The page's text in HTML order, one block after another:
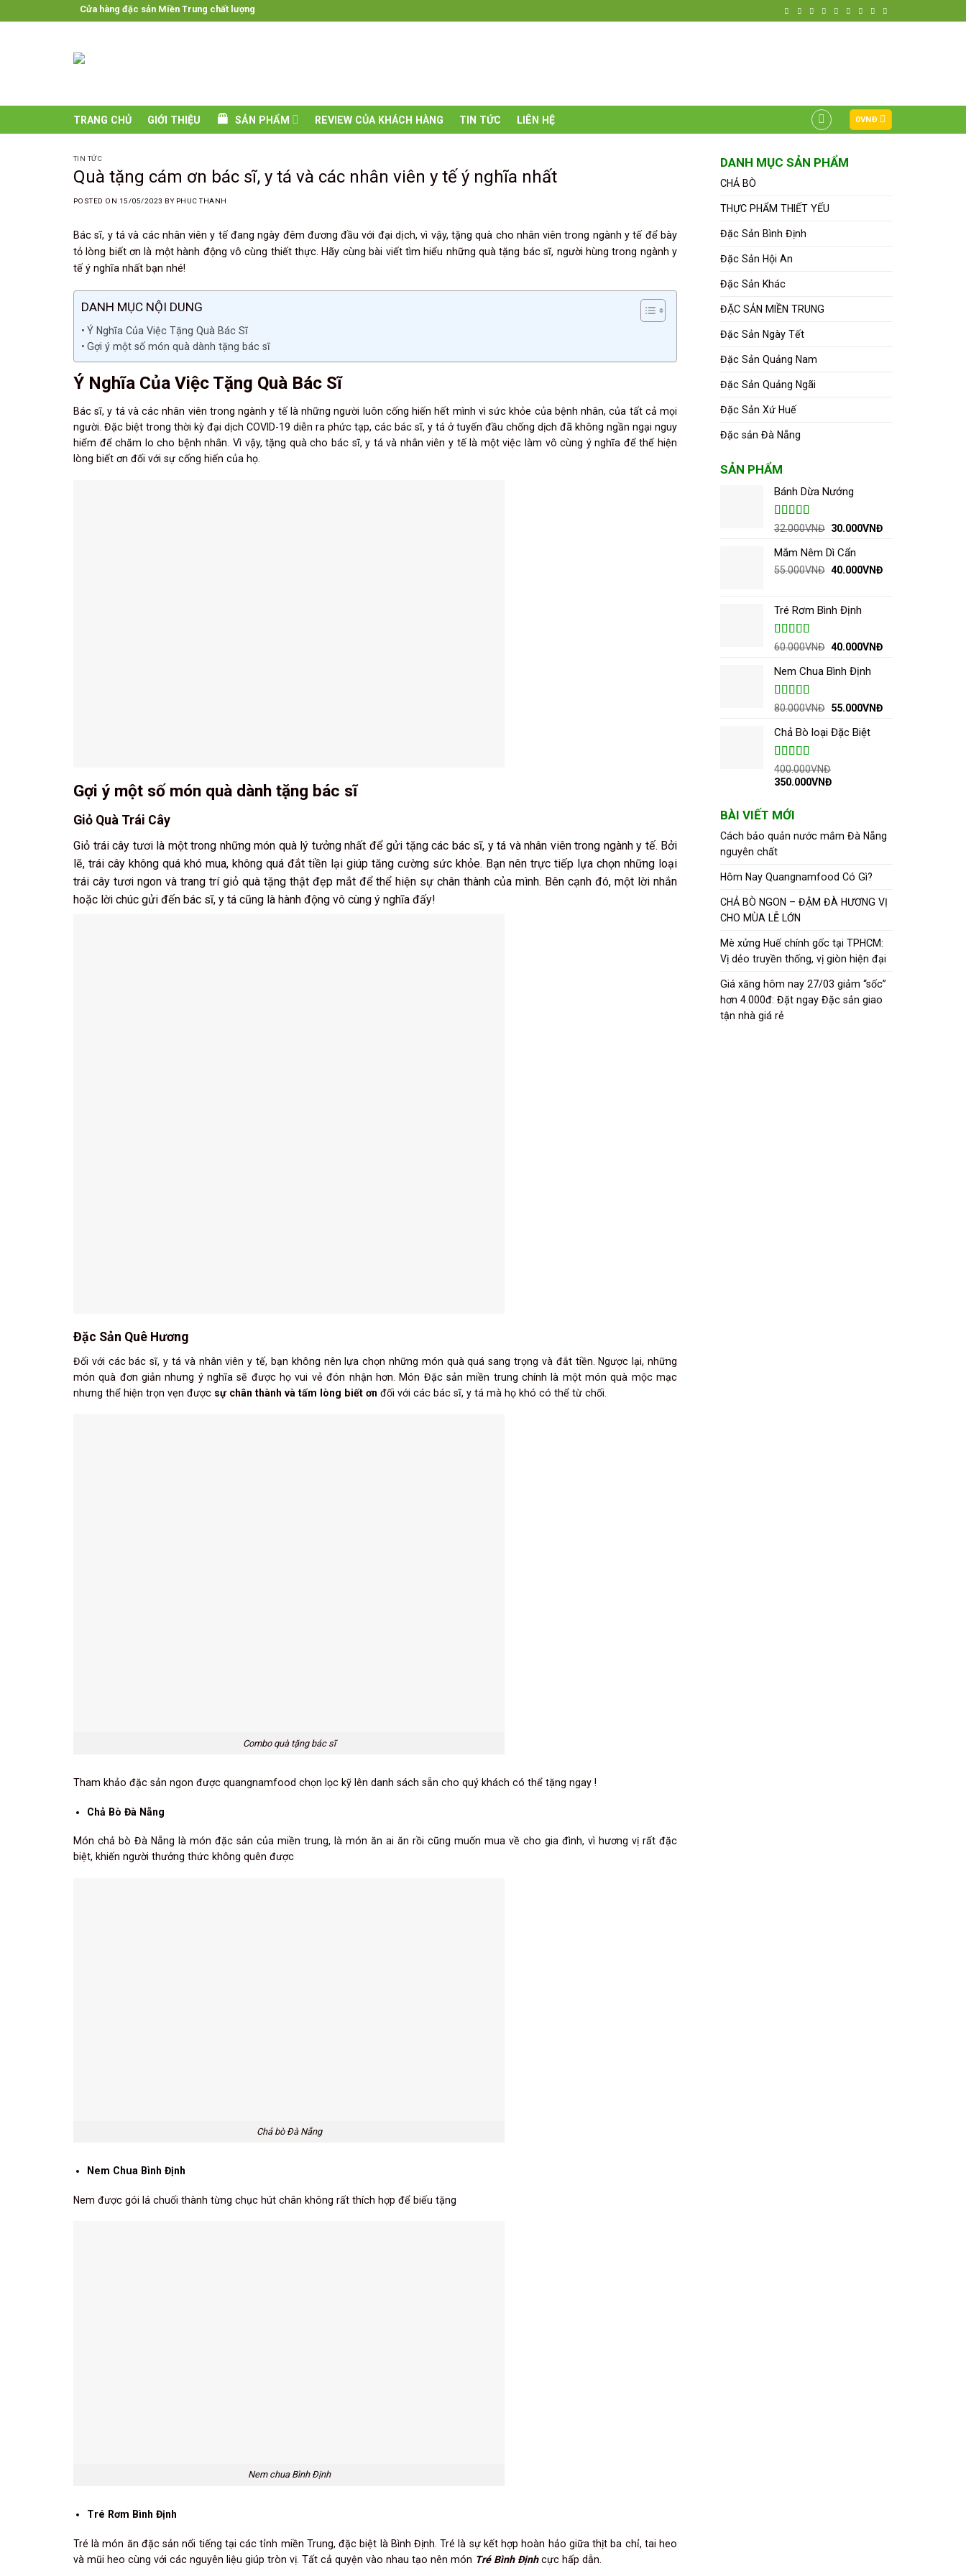
to
Cửa hàng đặc sản Miền Trung chất lượng ◊
0799 868 272
TRANG CHỦ GIỚI THIỆU SẢN PHẨM REVIEW CỦA KHÁCH HÀNG TIN TỨC LIÊN HỆ 0VNĐ
TIN TỨC
Quà tặng cám ơn bác sĩ, y tá và các nhân viên y tế ý nghĩa nhất
POSTED ON 15/05/2023 BY PHUC THANH
Bác sĩ, y tá và các nhân viên y tế đang ngày đêm đương đầu với đại dịch, vì vậy, tặng quà cho nhân viên trong ngành y tế để bày
tỏ lòng biết ơn là một hành động vô cùng thiết thực. Hãy cùng bài viết tìm hiểu những quà tặng bác sĩ, người hùng trong ngành y
tế ý nghĩa nhất bạn nhé!
DANH MỤC NỘI DUNG
Ý Nghĩa Của Việc Tặng Quà Bác Sĩ
Gợi ý một số món quà dành tặng bác sĩ
Ý Nghĩa Của Việc Tặng Quà Bác Sĩ
Bác sĩ, y tá và các nhân viên trong ngành y tế là những người luôn cống hiến hết mình vì sức khỏe của bệnh nhân, của tất cả mọi
người. Đặc biệt trong thời kỳ đại dịch COVID-19 diễn ra phức tạp, các bác sĩ, y tá ở tuyến đầu chống dịch đã không ngần ngại nguy
hiểm để chăm lo cho bệnh nhân. Vì vậy, tặng quà cho bác sĩ, y tá và nhân viên y tế là một việc làm vô cùng ý nghĩa để thể hiện
lòng biết ơn đối với sự cống hiến của họ.
Gợi ý một số món quà dành tặng bác sĩ
Giỏ Quà Trái Cây
Giỏ trái cây tươi là một trong những món quà lý tưởng nhất để gửi tặng các bác sĩ, y tá và nhân viên trong ngành y tế. Bởi
lẽ, trái cây không quá khó mua, không quá đắt tiền lại giúp tăng cường sức khỏe. Bạn nên trực tiếp lựa chọn những loại
trái cây tươi ngon và trang trí giỏ quà tặng thật đẹp mắt để thể hiện sự chân thành của mình. Bên cạnh đó, một lời nhắn
hoặc lời chúc gửi đến bác sĩ, y tá cũng là hành động vô cùng ý nghĩa đấy!
Đặc Sản Quê Hương
Đối với các bác sĩ, y tá và nhân viên y tế, bạn không nên lựa chọn những món quà quá sang trọng và đắt tiền. Ngược lại, những
món quà đơn giản nhưng ý nghĩa sẽ được họ vui vẻ đón nhận hơn. Món Đặc sản miền trung chính là một món quà mộc mạc
nhưng thể hiện trọn vẹn được sự chân thành và tấm lòng biết ơn đối với các bác sĩ, y tá mà họ khó có thể từ chối.
Combo quà tặng bác sĩ
Tham khảo đặc sản ngon được quangnamfood chọn lọc kỹ lên danh sách sẵn cho quý khách có thể tặng ngay !
Chả Bò Đà Nẵng
Món chả bò Đà Nẵng là món đặc sản của miền trung, là món ăn ai ăn rồi cũng muốn mua về cho gia đình, vì hương vị rất đặc
biệt, khiến người thưởng thức không quên được
Chả bò Đà Nẵng
Nem Chua Bình Định
Nem được gói lá chuối thành từng chục hút chân không rất thích hợp để biếu tặng
Nem chua Bình Định
Tré Rơm Bình Định
Tré là món ăn đặc sản nổi tiếng tại các tỉnh miền Trung, đặc biệt là Bình Định. Tré là sự kết hợp hoàn hảo giữa thịt ba chỉ, tai heo
và mũi heo cùng với các nguyên liệu giúp tròn vị. Tất cả quyện vào nhau tạo nên món Tré Bình Địnhcực hấp dẫn.
DANH MỤC SẢN PHẨM
CHẢ BÒ
THỰC PHẨM THIẾT YẾU
Đặc Sản Bình Định
Đặc Sản Hội An
Đặc Sản Khác
ĐẶC SẢN MIỀN TRUNG
Đặc Sản Ngày Tết
Đặc Sản Quảng Nam
Đặc Sản Quảng Ngãi
Đặc Sản Xứ Huế
Đặc sản Đà Nẵng
SẢN PHẨM
Bánh Dừa Nướng
Được xếp
sao
32.000VNĐ Giá
là:
32.000VNĐ.
30.000VNĐGiá
là:
Mắm Nêm Dì Cẩn
55.000VNĐ Giá
55.000VNĐ.
40.000VNĐGiá
Tré Rơm Bình Định
Được xếp
sao
60.000VNĐ Giá
là:
40.000VNĐGiá
Nem Chua Bình Định
Được xếp
sao
80.000VNĐ Giá
là:
55.000VNĐGiá
Chả Bò loại Đặc Biệt
Được xếp
hạng5.005
400.000VNĐ
Giá
400.000VNĐ.
350.000VNĐGiá
350.000VNĐ.
BÀI VIẾT MỚI
Cách bảo quản nước mắm Đà Nẵng
nguyên chất
Hôm Nay Quangnamfood Có Gì?
CHẢ BÒ NGON – ĐẬM ĐÀ HƯƠNG VỊ
CHO MÙA LỄ LỚN
Mè xửng Huế chính gốc tại TPHCM:
Vị dẻo truyền thống, vị giòn hiện đại
Giá xăng hôm nay 27/03 giảm “sốc”
hơn 4.000đ: Đặt ngay Đặc sản giao
tận nhà giá rẻ